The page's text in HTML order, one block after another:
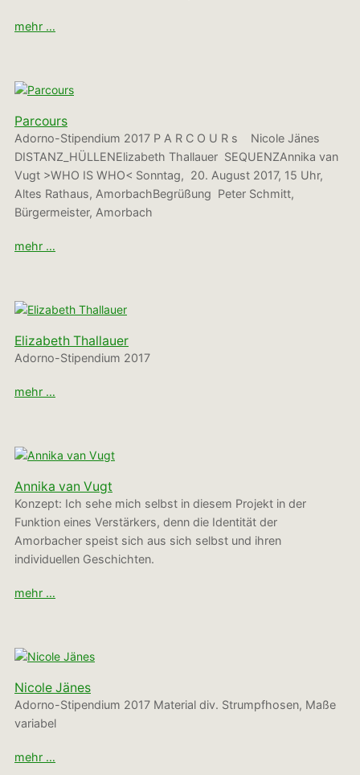
mehr …
Parcours
Adorno-Stipendium 2017 P A R C O U R s Nicole Jänes
DISTANZ_HÜLLENElizabeth Thallauer SEQUENZAnnika van
Vugt >WHO IS WHO< Sonntag, 20. August 2017, 15 Uhr,
Altes Rathaus, AmorbachBegrüßung Peter Schmitt,
Bürgermeister, Amorbach
mehr …
Elizabeth Thallauer
Adorno-Stipendium 2017
mehr …
Annika van Vugt
Konzept: Ich sehe mich selbst in diesem Projekt in der
Funktion eines Verstärkers, denn die Identität der
Amorbacher speist sich aus sich selbst und ihren
individuellen Geschichten.
mehr …
Nicole Jänes
Adorno-Stipendium 2017 Material div. Strumpfhosen, Maße
variabel
mehr …